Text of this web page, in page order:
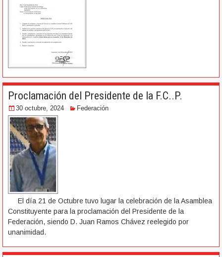
Proclamación del Presidente de la F.C..P.
30 octubre, 2024 Federación
El día 21 de Octubre tuvo lugar la celebración de la Asamblea
Constituyente para la proclamación del Presidente de la
Federación, siendo D. Juan Ramos Chávez reelegido por
unanimidad.